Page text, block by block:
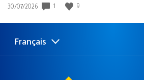
Date
publication
30/07/2026 1 9
Choisir
Région
Français